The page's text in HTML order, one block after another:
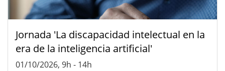
Jornada 'La discapacidad intelectual en la
era de la inteligencia artificial'
01/10/2026, 9h - 14h